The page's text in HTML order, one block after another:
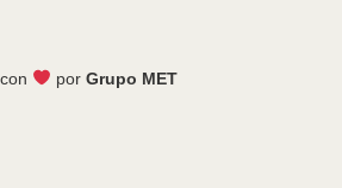
por Grupo MET